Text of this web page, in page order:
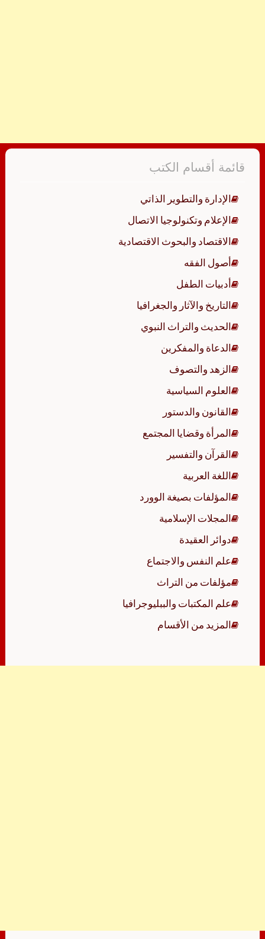
قائمة أقسام الكتب
الإدارة والتطوير الذاتي
الإعلام وتكنولوجيا الاتصال
الاقتصاد والبحوث الاقتصادية
أصول الفقه
أدبيات الطفل
التاريخ والآثار والجغرافيا
الحديث والتراث النبوي
الدعاة والمفكرين
الزهد والتصوف
العلوم السياسية
القانون والدستور
المرأة وقضايا المجتمع
القرآن والتفسير
اللغة العربية
المؤلفات بصيغة الوورد
المجلات الإسلامية
دوائر العقيدة
علم النفس والاجتماع
مؤلفات من التراث
علم المكتبات والببليوجرافيا
المزيد من الأقسام